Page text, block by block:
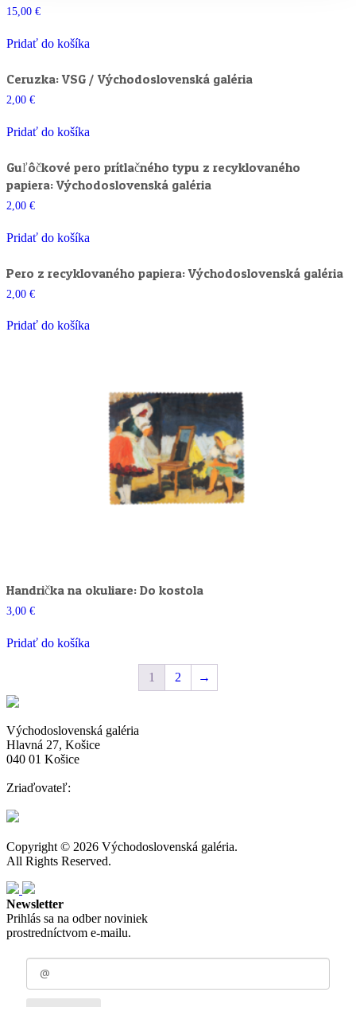
15,00 €
Pridať do košíka
Ceruzka: VSG / Východoslovenská galéria
2,00 €
Pridať do košíka
Guľôčkové pero prítlačného typu z recyklovaného
papiera: Východoslovenská galéria
2,00 €
Pridať do košíka
Pero z recyklovaného papiera: Východoslovenská galéria
2,00 €
Pridať do košíka
Handrička na okuliare: Do kostola
3,00 €
Pridať do košíka
1 2 →
Východoslovenská galéria
Hlavná 27, Košice
040 01 Košice
Zriaďovateľ:
Copyright © 2026 Východoslovenská galéria.
All Rights Reserved.
Newsletter
Prihlás sa na odber noviniek
prostredníctvom e-mailu.